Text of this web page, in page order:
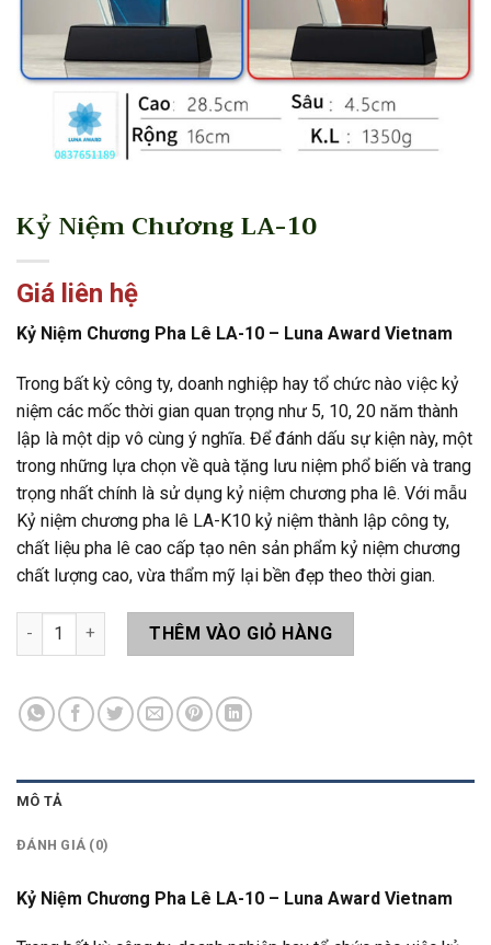
Kỷ Niệm Chương LA-10
Giá liên hệ
Kỷ Niệm Chương Pha Lê LA-10 – Luna Award Vietnam
Trong bất kỳ công ty, doanh nghiệp hay tổ chức nào việc kỷ
niệm các mốc thời gian quan trọng như 5, 10, 20 năm thành
lập là một dịp vô cùng ý nghĩa. Để đánh dấu sự kiện này, một
trong những lựa chọn về quà tặng lưu niệm phổ biến và trang
trọng nhất chính là sử dụng kỷ niệm chương pha lê. Với mẫu
Kỷ niệm chương pha lê LA-K10 kỷ niệm thành lập công ty,
chất liệu pha lê cao cấp tạo nên sản phẩm kỷ niệm chương
chất lượng cao, vừa thẩm mỹ lại bền đẹp theo thời gian.
Kỷ Niệm Chương LA-10 số lượng
THÊM VÀO GIỎ HÀNG
MÔ TẢ
ĐÁNH GIÁ (0)
Kỷ Niệm Chương Pha Lê LA-10 – Luna Award Vietnam